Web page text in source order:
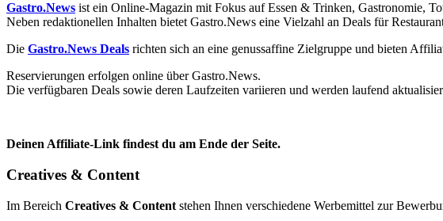
Gastro.News ist ein Online-Magazin mit Fokus auf Essen & Trinken, Gastronomie,
Neben redaktionellen Inhalten bietet Gastro.News eine Vielzahl an Deals für
Die Gastro.News Deals richten sich an eine genussaffine Zielgruppe und bieten
Reservierungen erfolgen online über Gastro.News.
Die verfügbaren Deals sowie deren Laufzeiten variieren und werden laufend
Deinen Affiliate-Link findest du am Ende der Seite.
Creatives & Content
Im Bereich Creatives & Content stehen Ihnen verschiedene Werbemittel zur